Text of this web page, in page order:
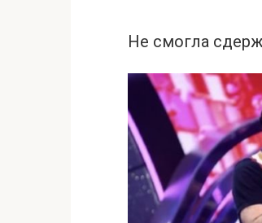
Не смогла